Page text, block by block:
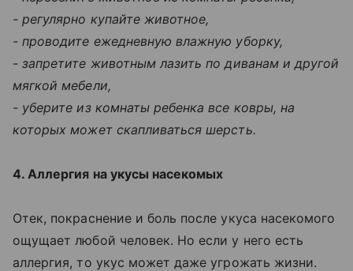
- регулярно купайте животное,
- проводите ежедневную влажную уборку,
- запретите животным лазить по диванам и другой
мягкой мебели,
- уберите из комнаты ребенка все ковры, на
которых может скапливаться шерсть.
4. Аллергия на укусы насекомых
Отек, покраснение и боль после укуса насекомого
ощущает любой человек. Но если у него есть
аллергия, то укус может даже угрожать жизни.